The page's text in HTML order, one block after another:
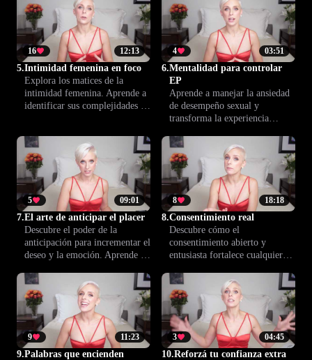
intensos junto a tu pareja.
placer y conexión en tu vida
íntima.
12:13
16
5.Intimidad femenina en foco
Explora los matices de la
intimidad femenina. Aprende a
identificar sus complejidades y
emocionales.
03:51
4
6.Mentalidad para controlar
EP
Aprende a manejar la ansiedad
de desempeño sexual y
transforma la experiencia
placentero. Esta lección te
ayuda a cambiar el enfoque del
miedo al disfrute, con técnicas
prácticas inspiradas en
Climax™.
09:01
5
7.El arte de anticipar el placer
Descubre el poder de la
anticipación para incrementar el
deseo y la emoción. Aprende a
construyendo placer para lograr
una conexión íntima más
profunda y satisfactoria.
18:18
8
8.Consentimiento real
Descubre cómo el
consentimiento abierto y
entusiasta fortalece cualquier
comunicar límites, generar
confianza y crear relaciones
más respetuosas y satisfactorias.
11:23
9
9.Palabras que encienden
04:45
3
10.Reforzá tu confianza extra